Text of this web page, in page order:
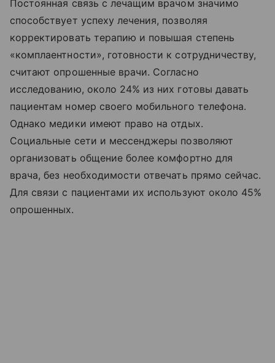
Постоянная связь с лечащим врачом значимо
способствует успеху лечения, позволяя
корректировать терапию и повышая степень
«комплаентности», готовности к сотрудничеству,
считают опрошенные врачи. Согласно
исследованию, около 24% из них готовы давать
пациентам номер своего мобильного телефона.
Однако медики имеют право на отдых.
Социальные сети и мессенджеры позволяют
организовать общение более комфортно для
врача, без необходимости отвечать прямо сейчас.
Для связи с пациентами их используют около 45%
опрошенных.